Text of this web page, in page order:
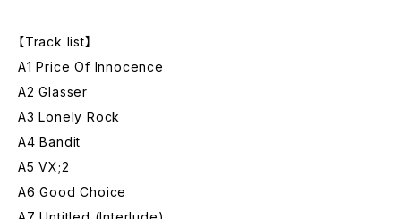
【Track list】
A1 Price Of Innocence
A2 Glasser
A3 Lonely Rock
A4 Bandit
A5 VX;2
A6 Good Choice